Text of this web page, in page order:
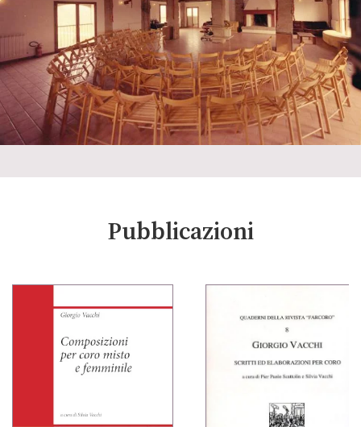
Pubblicazioni